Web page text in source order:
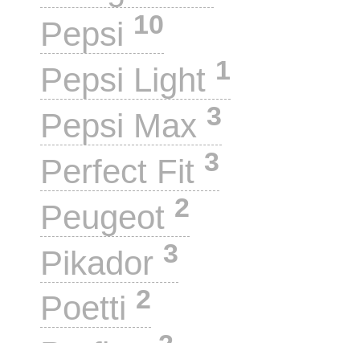
Pepsi 10
Pepsi Light 1
Pepsi Max 3
Perfect Fit 3
Peugeot 2
Pikador 3
Poetti 2